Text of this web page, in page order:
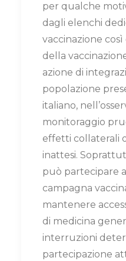
per qualche
dagli elenchi
vaccinazione
della
azione di
popolazione
italiano,
monitoraggio
effetti collaterali
inattesi.
può partecipare
campagna
mantenere
di medicina
interruzioni
partecipazione